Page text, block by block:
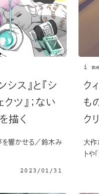
シス』と『シ
ツ』；ない
描く
を響かせる／鈴木み
2023/01/31
i
ク
も
ク
大作
トや